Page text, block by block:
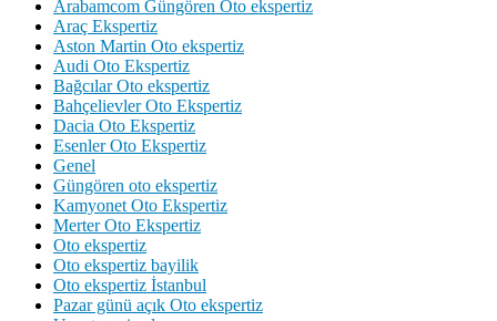
Arabamcom Güngören Oto ekspertiz
Araç Ekspertiz
Aston Martin Oto ekspertiz
Audi Oto Ekspertiz
Bağcılar Oto ekspertiz
Bahçelievler Oto Ekspertiz
Dacia Oto Ekspertiz
Esenler Oto Ekspertiz
Genel
Güngören oto ekspertiz
Kamyonet Oto Ekspertiz
Merter Oto Ekspertiz
Oto ekspertiz
Oto ekspertiz bayilik
Oto ekspertiz İstanbul
Pazar günü açık Oto ekspertiz